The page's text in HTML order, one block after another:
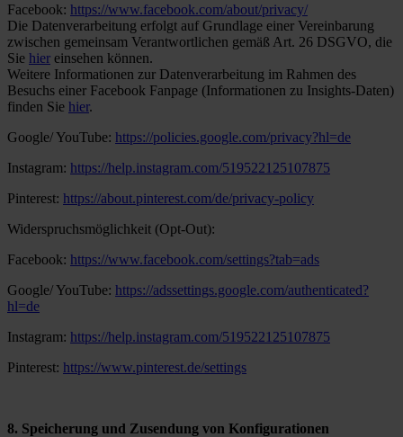
Facebook: https://www.facebook.com/about/privacy/
Die Datenverarbeitung erfolgt auf Grundlage einer Vereinbarung
zwischen gemeinsam Verantwortlichen gemäß Art. 26 DSGVO, die
Sie hier einsehen können.
Weitere Informationen zur Datenverarbeitung im Rahmen des
Besuchs einer Facebook Fanpage (Informationen zu Insights-Daten)
finden Sie hier.
Google/ YouTube: https://policies.google.com/privacy?hl=de
Instagram: https://help.instagram.com/519522125107875
Pinterest: https://about.pinterest.com/de/privacy-policy
Widerspruchsmöglichkeit (Opt-Out):
Facebook: https://www.facebook.com/settings?tab=ads
Google/ YouTube: https://adssettings.google.com/authenticated?
hl=de
Instagram: https://help.instagram.com/519522125107875
Pinterest: https://www.pinterest.de/settings
8. Speicherung und Zusendung von Konfigurationen